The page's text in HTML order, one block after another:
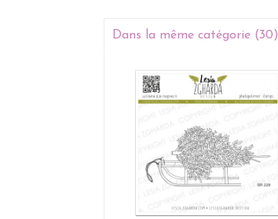
Dans la même catégorie (30)